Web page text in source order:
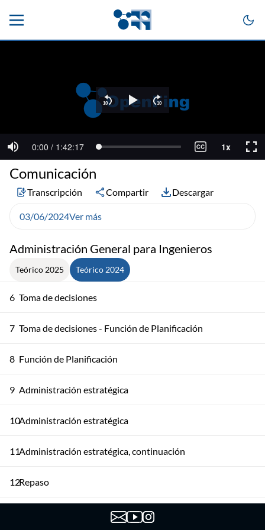
Administración General para Ingenieros
Teórico 2025 Teórico 2024
6 Toma de decisiones
7 Toma de decisiones - Función de Planificación
8 Función de Planificación
9 Administración estratégica
10Administración estratégica
11Administración estratégica, continuación
12Repaso
Comunicación
Transcripción Compartir Descargar
03/06/2024Ver más